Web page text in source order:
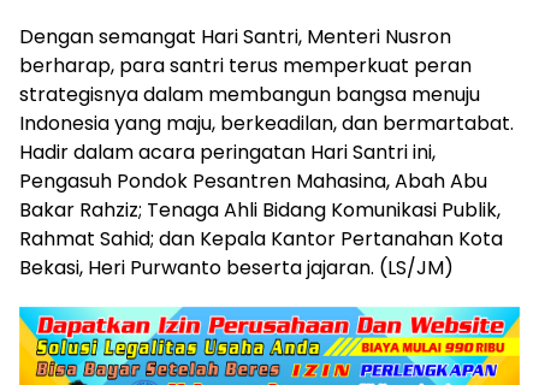
Dengan semangat Hari Santri, Menteri Nusron
berharap, para santri terus memperkuat peran
strategisnya dalam membangun bangsa menuju
Indonesia yang maju, berkeadilan, dan bermartabat.
Hadir dalam acara peringatan Hari Santri ini,
Pengasuh Pondok Pesantren Mahasina, Abah Abu
Bakar Rahziz; Tenaga Ahli Bidang Komunikasi Publik,
Rahmat Sahid; dan Kepala Kantor Pertanahan Kota
Bekasi, Heri Purwanto beserta jajaran. (LS/JM)